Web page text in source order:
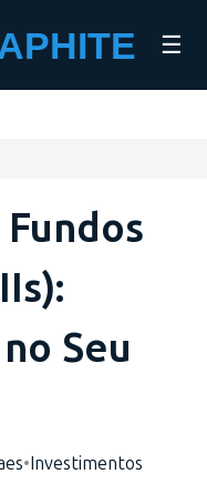
☰
Seu
•Investimentos